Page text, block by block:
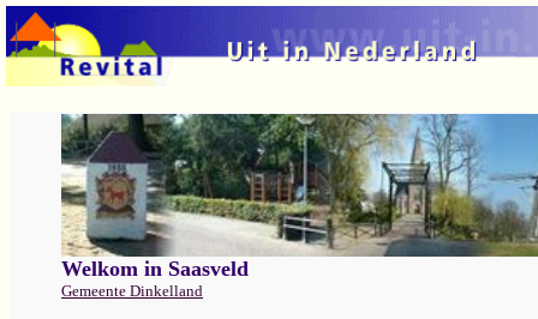
Welkom in Saasveld
Gemeente Dinkelland